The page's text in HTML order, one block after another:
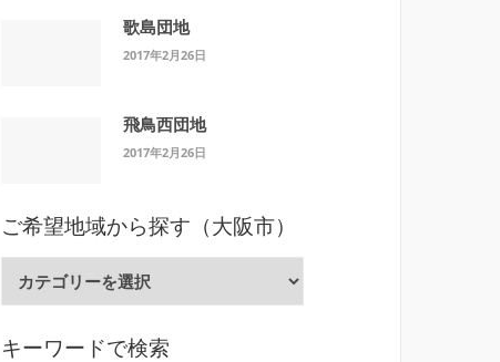
歌島団地
2017年2月26日
飛鳥西団地
2017年2月26日
ご希望地域から探す（大阪市）
地
キーワードで検索